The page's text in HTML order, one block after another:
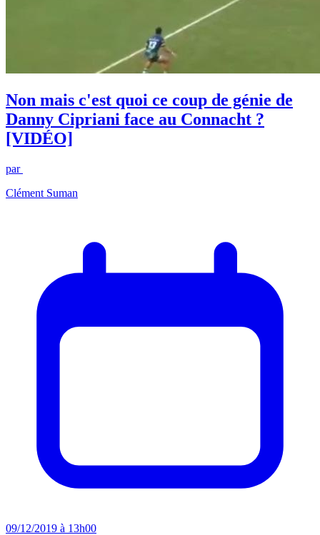
Non mais c'est quoi ce coup de génie de
Danny Cipriani face au Connacht ?
[VIDÉO]
par
Clément Suman
09/12/2019 à 13h00